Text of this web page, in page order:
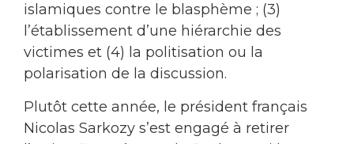
islamiques contre le blasphème ; (3)
l’établissement d’une hiérarchie des
victimes et (4) la politisation ou la
polarisation de la discussion.
Plutôt cette année, le président français
Nicolas Sarkozy s’est engagé à retirer